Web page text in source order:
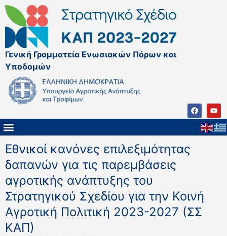
Γενική Γραμματεία Ενωσιακών Πόρων και
Υποδομών
Εθνικοί κανόνες επιλεξιμότητας
δαπανών για τις παρεμβάσεις
αγροτικής ανάπτυξης του
Στρατηγικού Σχεδίου για την Κοινή
Αγροτική Πολιτική 2023-2027 (ΣΣ
ΚΑΠ)